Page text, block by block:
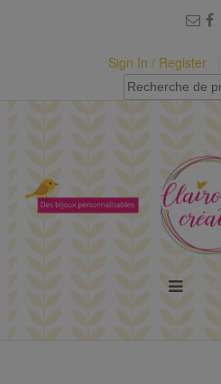
Sign In / Register
Recherche
pour :